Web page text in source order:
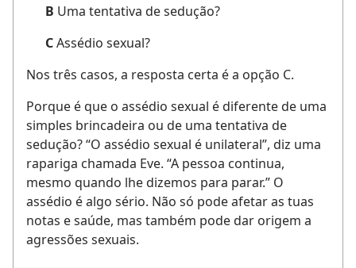
B Uma tentativa de sedução?
CAssédio sexual?
Nos três casos, a resposta certa é a opção C.
Porque é que o assédio sexual é diferente de uma
simples brincadeira ou de uma tentativa de
sedução? “O assédio sexual é unilateral”, diz uma
rapariga chamada Eve. “A pessoa continua,
mesmo quando lhe dizemos para parar.” O
assédio é algo sério. Não só pode afetar as tuas
notas e saúde, mas também pode dar origem a
agressões sexuais.